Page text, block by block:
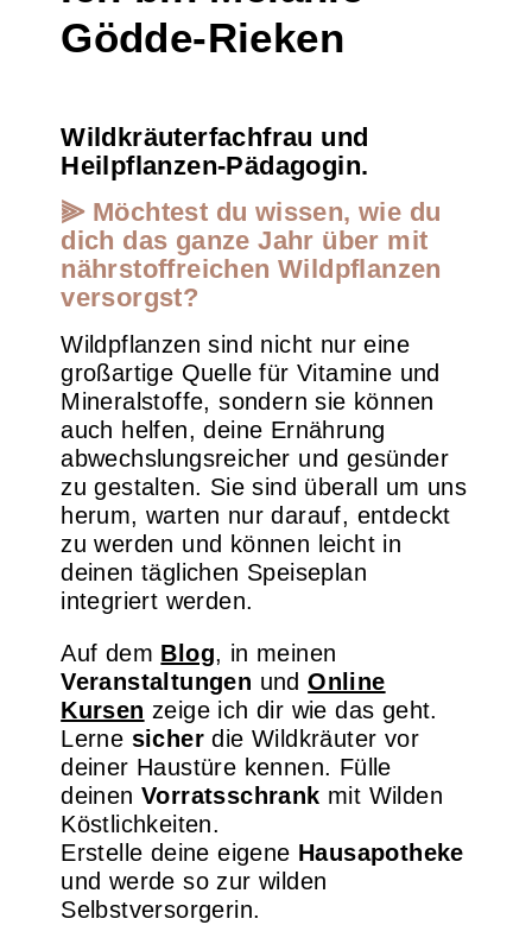
Gödde-Rieken
Wildkräuterfachfrau und
Heilpflanzen-Pädagogin.
⫸ Möchtest du wissen, wie du
dich das ganze Jahr über mit
nährstoffreichen Wildpflanzen
versorgst?
Wildpflanzen sind nicht nur eine
großartige Quelle für Vitamine und
Mineralstoffe, sondern sie können
auch helfen, deine Ernährung
abwechslungsreicher und gesünder
zu gestalten. Sie sind überall um uns
herum, warten nur darauf, entdeckt
zu werden und können leicht in
deinen täglichen Speiseplan
integriert werden.
Auf dem Blog, in meinen
Veranstaltungen undOnline
Kursen zeige ich dir wie das geht.
Lerne sicher die Wildkräuter vor
deiner Haustüre kennen. Fülle
deinen Vorratsschrank mit Wilden
Köstlichkeiten.
Erstelle deine eigene Hausapotheke
und werde so zur wilden
Selbstversorgerin.